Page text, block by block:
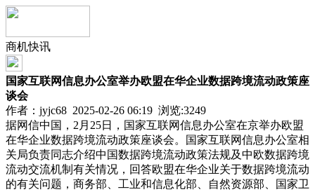
商机快讯
国家互联网信息办公室举办欧盟在华企业数据跨境流动政策座
谈会
作者：jyjc68 2025-02-26 06:19 浏览:3249
据网信中国，2月25日，国家互联网信息办公室在京举办欧盟
在华企业数据跨境流动政策座谈会。国家互联网信息办公室相
关局负责同志介绍中国数据跨境流动政策法规及中欧数据跨境
流动交流机制有关情况，回答欧盟在华企业关于数据跨境流动
的有关问题，商务部、工业和信息化部、自然资源部、国家卫